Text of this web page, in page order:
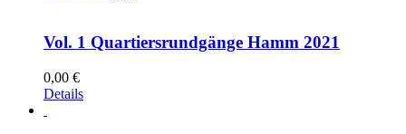
Vol. 1 Quartiersrundgänge Hamm 2021
0,00 €
Details